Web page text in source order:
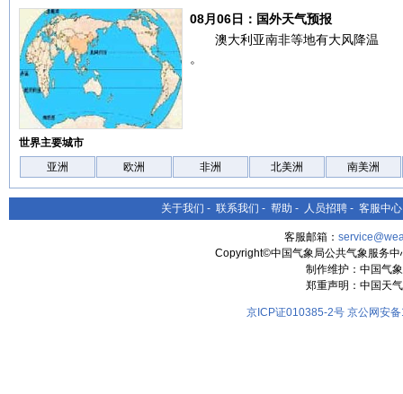
08月06日：国外天气预报
澳大利亚南非等地有大风降温
。
世界主要城市
亚洲
欧洲 非洲 北美洲 南美洲
关于我们 - 联系我们 - 帮助 - 人员招聘 - 客服中心
客服邮箱：
Copyright©中国气象局公共气象服务
制作维护：中国气
郑重声明：中国天
京ICP证010385-2号 京公网安